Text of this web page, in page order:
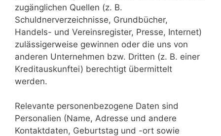
zugänglichen Quellen (z. B.
Schuldnerverzeichnisse, Grundbücher,
Handels- und Vereinsregister, Presse, Internet)
zulässigerweise gewinnen oder die uns von
anderen Unternehmen bzw. Dritten (z. B. einer
Kreditauskunftei) berechtigt übermittelt
werden.
Relevante personenbezogene Daten sind
Personalien (Name, Adresse und andere
Kontaktdaten, Geburtstag und -ort sowie